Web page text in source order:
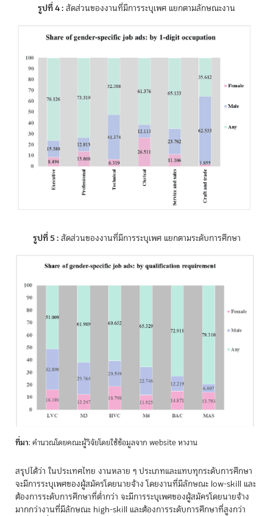
รูปที่ 4 :สัดส่วนของงานที่มีการระบุเพศ แยกตามลักษณะงาน
รูปที่ 5 :สัดส่วนของงานที่มีการระบุเพศ แยกตามระดับการศึกษา
ที่มา: คำนวณโดยคณะผู้วิจัยโดยใช้ข้อมูลจาก website หางาน
สรุปได้ว่า ในประเทศไทย งานหลาย ๆ ประเภทและแทบทุกระดับการศึกษา
จะมีการระบุเพศของผู้สมัครโดยนายจ้าง โดยงานที่มีลักษณะ low-skill และ
ต้องการระดับการศึกษาที่ต่ำกว่า จะมีการระบุเพศของผู้สมัครโดยนายจ้าง
มากกว่างานที่มีลักษณะ high-skill และต้องการระดับการศึกษาที่สูงกว่า